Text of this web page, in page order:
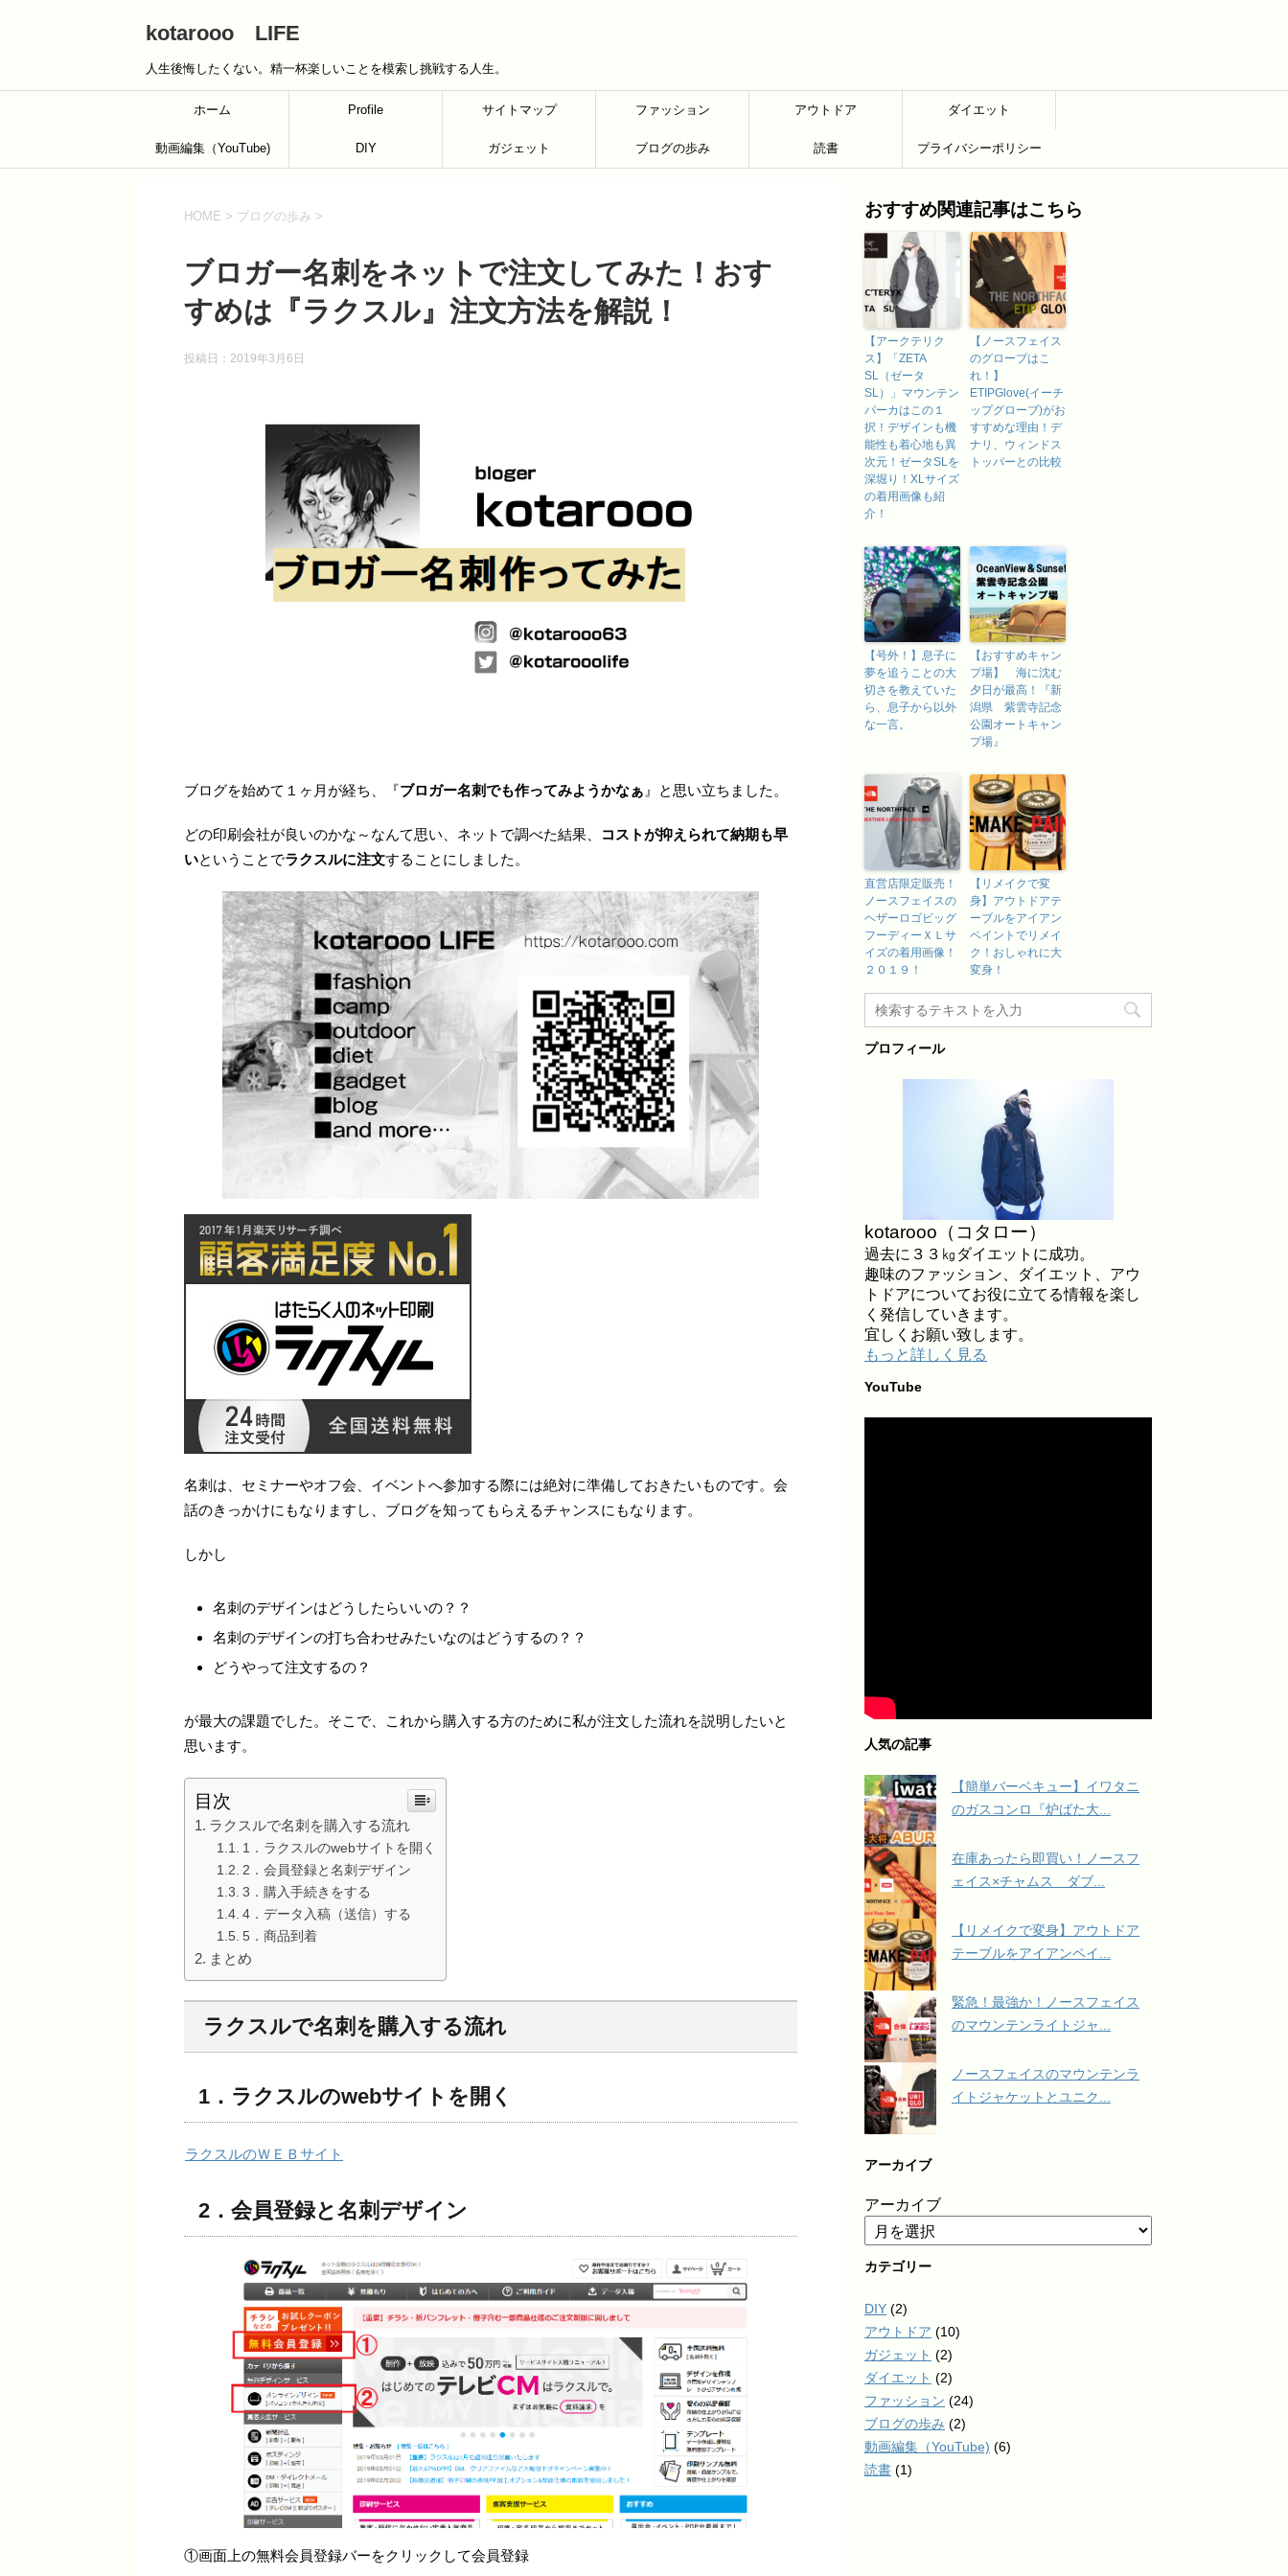
kotarooo LIFE
人生後悔したくない。精一杯楽しいことを模索し挑戦する人生。
ホーム Profile サイトマップ ファッション アウトドア ダイエット
動画編集（YouTube) DIY ガジェット ブログの歩み 読書 プライバシーポリシー
HOME > ブログの歩み >
ブロガー名刺をネットで注文してみた！おす
すめは『ラクスル』注文方法を解説！
投稿日： 2019年3月6日
ブログを始めて１ヶ月が経ち、『ブロガー名刺でも作ってみようかなぁ 』と思い立ちました。
どの印刷会社が良いのかな～なんて思い、ネットで調べた結果、
コストが抑えられて納期も早
いということでラクスルに注文することにしました。
名刺は、セミナーやオフ会、イベントへ参加する際には絶対に準備しておきたいものです。会
話のきっかけにもなりますし、ブログを知ってもらえるチャンスにもなります。
しかし
名刺のデザインはどうしたらいいの？？
名刺のデザインの打ち合わせみたいなのはどうするの？？
どうやって注文するの？
が最大の課題でした。そこで、これから購入する方のために私が注文した流れを説明したいと
思います。
目次
ラクスルで名刺を購入する流れ
1．ラクスルのwebサイトを開く
2．会員登録と名刺デザイン
3．購入手続きをする
4．データ入稿（送信）する
5．商品到着
まとめ
ラクスルで名刺を購入する流れ
1．ラクスルのwebサイトを開く
ラクスルのＷＥＢサイト
2．会員登録と名刺デザイン
①画面上の無料会員登録バーをクリックして会員登録
おすすめ関連記事はこちら
【アークテリク
ス】「ZETA
SL（ゼータ
SL）」マウンテン
パーカはこの１
択！デザインも機
能性も着心地も異
次元！ゼータSLを
深堀り！XLサイズ
の着用画像も紹
介！
【ノースフェイス
のグローブはこ
れ！】
ETIPGlove(イーチ
ップグローブ)がお
すすめな理由！デ
ナリ、ウィンドス
トッパーとの比較
【号外！】息子に
夢を追うことの大
切さを教えていた
ら、息子から以外
な一言。
【おすすめキャン
プ場】 海に沈む
夕日が最高！『新
潟県 紫雲寺記念
公園オートキャン
プ場』
直営店限定販売！
ノースフェイスの
ヘザーロゴビッグ
フーディーＸＬサ
イズの着用画像！
２０１９！
【リメイクで変
身】アウトドアテ
ーブルをアイアン
ペイントでリメイ
ク！おしゃれに大
変身！
プロフィール
kotarooo（コタロー）
過去に３３㎏ダイエットに成功。
趣味のファッション、ダイエット、アウ
トドアについてお役に立てる情報を楽し
く発信していきます。
宜しくお願い致します。
もっと詳しく見る
YouTube
人気の記事
【簡単バーベキュー】イワタニ
のガスコンロ『炉ばた大...
在庫あったら即買い！ノースフ
ェイス×チャムス ダブ...
【リメイクで変身】アウトドア
テーブルをアイアンペイ...
緊急！最強か！ノースフェイス
のマウンテンライトジャ...
ノースフェイスのマウンテンラ
イトジャケットとユニク...
アーカイブ
アーカイブ
カテゴリー
DIY (2)
アウトドア (10)
ガジェット (2)
ダイエット (2)
ファッション (24)
ブログの歩み (2)
動画編集（YouTube) (6)
読書 (1)